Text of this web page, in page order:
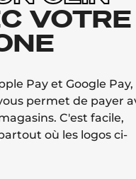
VOTRE
Pay et Google Pay,
permet de payer
C'est facile,
où les logos ci-